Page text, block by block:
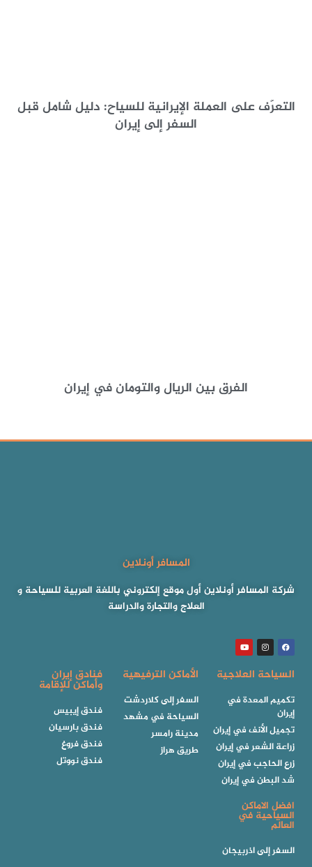
التعرّف على العملة الإيرانية للسياح: دليل شامل قبل
السفر إلى إيران
الفرق بين الريال والتومان في إيران
المسافر أونلاين
شركة المسافر أونلاين أول موقع إلكتروني باللغة العربية للسياحة و
العلاج والتجارة والدراسة
السياحة العلاجية
تكميم المعدة في
إيران
تجميل الأنف في إيران
زراعة الشعر في إيران
زرع الحاجب في إيران
شد البطن في إيران
الأماكن الترفيهية
السفر إلى كلاردشت
السياحة في مشهد
مدينة رامسر
طريق هراز
فنادق إيران
وأماكن للإقامة
فندق إيبيس
فندق بارسيان
فندق فروغ
فندق نووتل
افضل الاماكن
السياحية في
العالم
السفر إلى اذربيجان